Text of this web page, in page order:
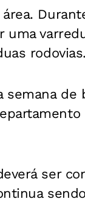
uma
rodovias.
semana
ser